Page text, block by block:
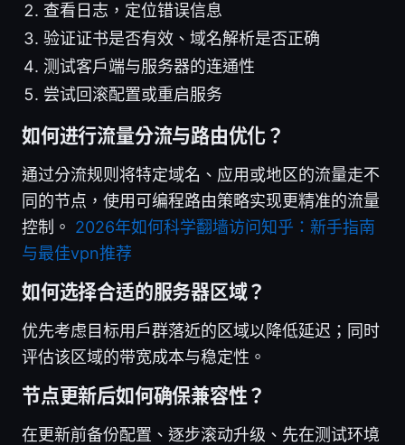
查看日志，定位错误信息
验证证书是否有效、域名解析是否正确
测试客户端与服务器的连通性
尝试回滚配置或重启服务
如何进行流量分流与路由优化？
通过分流规则将特定域名、应用或地区的流量走不
同的节点，使用可编程路由策略实现更精准的流量
控制。 2026年如何科学翻墙访问知乎：新手指南
与最佳vpn推荐
如何选择合适的服务器区域？
优先考虑目标用户群落近的区域以降低延迟；同时
评估该区域的带宽成本与稳定性。
节点更新后如何确保兼容性？
在更新前备份配置、逐步滚动升级、先在测试环境